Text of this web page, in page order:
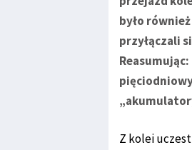
było
przyłączali
Z kolei